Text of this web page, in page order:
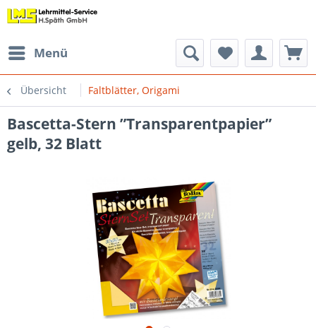
Menü
Übersicht Faltblätter, Origami
Bascetta-Stern ”Transparentpapier”
gelb, 32 Blatt